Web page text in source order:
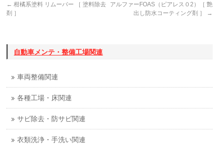
← 柑橘系塗料 リムーバー ［ 塗料除去
剤 ］
アルファーFOAS（ピアレス０2）［ 艶
出し防水コーティング剤 ］
→
自動車メンテ・整備工場関連
車両整備関連
各種工場・床関連
サビ除去・防サビ関連
衣類洗浄・手洗い関連